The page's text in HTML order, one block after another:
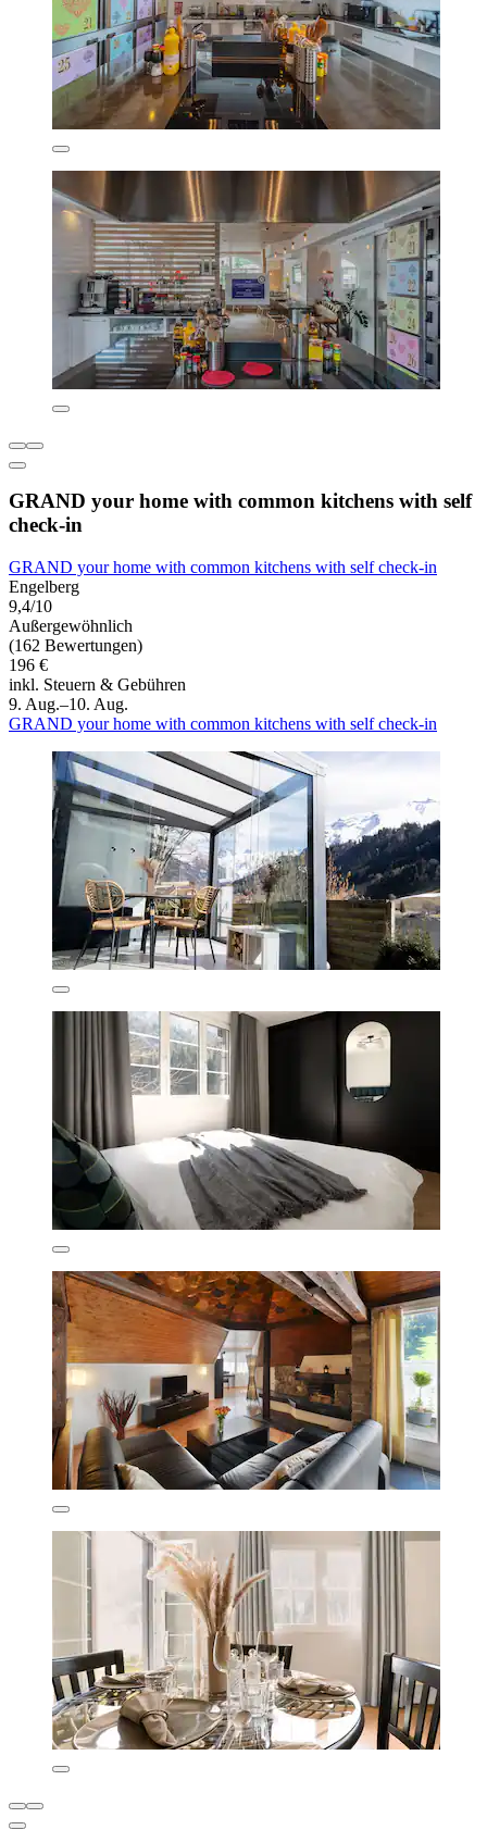
GRAND your home with common kitchens with self
check-in
GRAND your home with common kitchens with self check-in
Engelberg
9,4/10
Außergewöhnlich
(162 Bewertungen)
196 €
inkl. Steuern & Gebühren
9. Aug.–10. Aug.
GRAND your home with common kitchens with self check-in